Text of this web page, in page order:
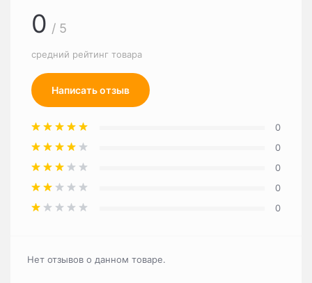
0 / 5
средний рейтинг товара
Написать отзыв
0
0
0
0
0
Нет отзывов о данном товаре.